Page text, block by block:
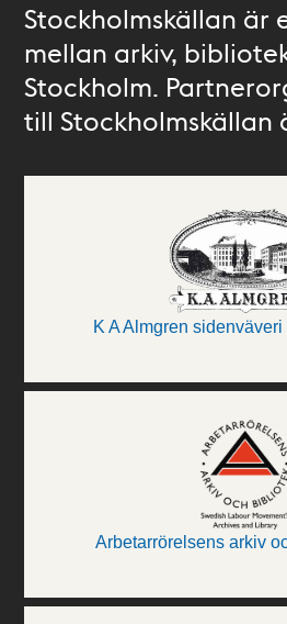
Stockholmskällan är
mellan arkiv,
Stockholm.
till Stockholmskällan
K A Almgren
Arbetarrörelsens arkiv